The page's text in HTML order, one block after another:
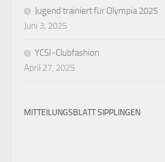
Jugend trainiert für Olympia 2025
Juni 3, 2025
YCSI-Clubfashion
April 27, 2025
MITTEILUNGSBLATT SIPPLINGEN